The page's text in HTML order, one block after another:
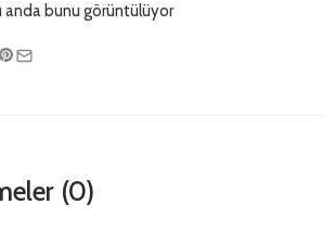
anda bunu görüntülüyor
(0)